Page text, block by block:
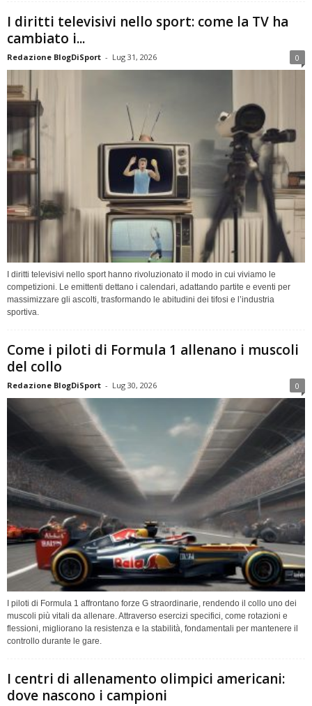
I diritti televisivi nello sport: come la TV ha
cambiato i...
Redazione BlogDiSport - Lug 31, 2026 0
I diritti televisivi nello sport hanno rivoluzionato il modo in cui viviamo le
competizioni. Le emittenti dettano i calendari, adattando partite e eventi per
massimizzare gli ascolti, trasformando le abitudini dei tifosi e l’industria
sportiva.
Come i piloti di Formula 1 allenano i muscoli
del collo
Redazione BlogDiSport - Lug 30, 2026 0
I piloti di Formula 1 affrontano forze G straordinarie, rendendo il collo uno dei
muscoli più vitali da allenare. Attraverso esercizi specifici, come rotazioni e
flessioni, migliorano la resistenza e la stabilità, fondamentali per mantenere il
controllo durante le gare.
I centri di allenamento olimpici americani:
dove nascono i campioni